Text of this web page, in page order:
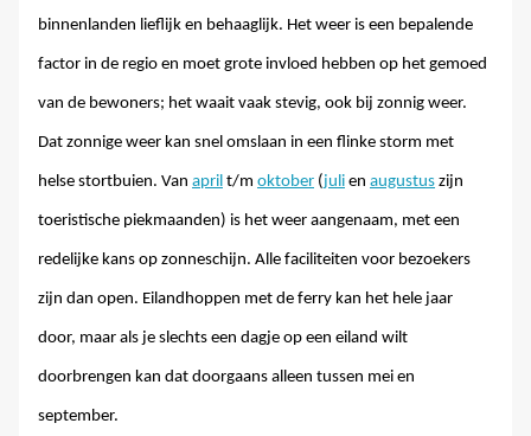
binnenlanden lieflijk en behaaglijk. Het weer is een bepalende
factor in de regio en moet grote invloed hebben op het gemoed
van de bewoners; het waait vaak stevig, ook bij zonnig weer.
Dat zonnige weer kan snel omslaan in een flinke storm met
helse stortbuien. Van april t/m oktober (juli en augustus zijn
toeristische piekmaanden) is het weer aangenaam, met een
redelijke kans op zonneschijn. Alle faciliteiten voor bezoekers
zijn dan open. Eilandhoppen met de ferry kan het hele jaar
door, maar als je slechts een dagje op een eiland wilt
doorbrengen kan dat doorgaans alleen tussen mei en
september.